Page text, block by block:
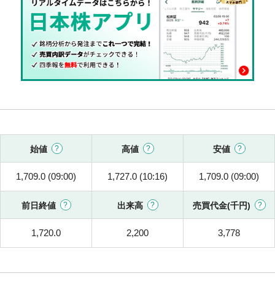
始値 高値 安値
1,709.0 (09:00) 1,727.0 (10:16) 1,709.0 (09:00)
前日終値 出来高 売買代金(千円)
1,720.0 2,200 3,778